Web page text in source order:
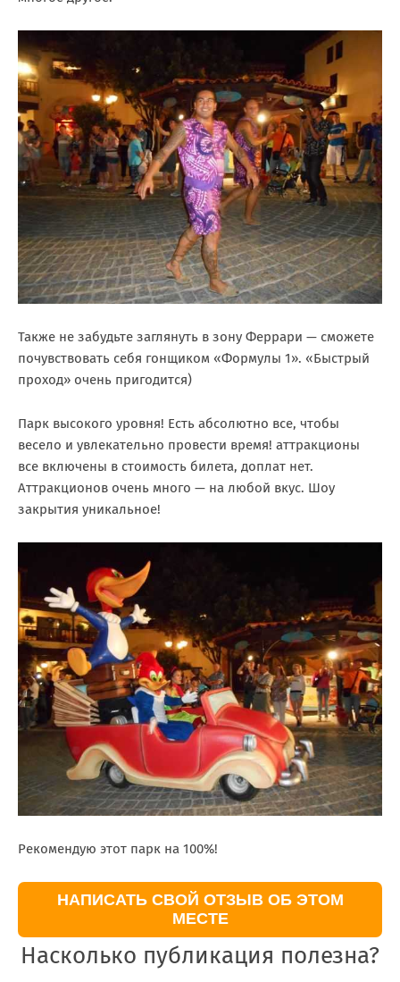
Также не забудьте заглянуть в зону Феррари — сможете
почувствовать себя гонщиком «Формулы 1». «Быстрый
проход» очень пригодится)
Парк высокого уровня! Есть абсолютно все, чтобы
весело и увлекательно провести время! аттракционы
все включены в стоимость билета, доплат нет.
Аттракционов очень много — на любой вкус. Шоу
закрытия уникальное!
Рекомендую этот парк на 100%!
НАПИСАТЬ СВОЙ ОТЗЫВ ОБ ЭТОМ
МЕСТЕ
Насколько публикация полезна?